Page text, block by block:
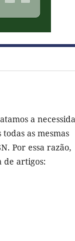
a
as mesmas
Por essa razão,
de artigos: